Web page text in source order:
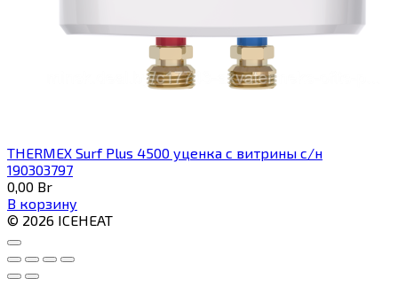
THERMEX Surf Plus 4500 уценка с витрины с/н
190303797
0,00 Br
В корзину
© 2026 ICEHEAT